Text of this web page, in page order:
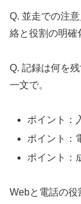
Q. 並走での注
絡と役割の明確
Q. 記録は何を
一文で。
ポイント：
ポイント：
ポイント：
Webと電話の役